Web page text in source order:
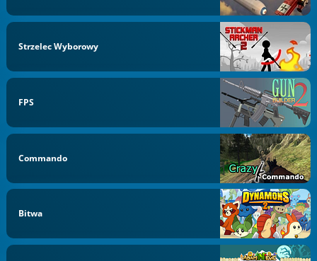
Strzelec Wyborowy
FPS
Commando
Bitwa